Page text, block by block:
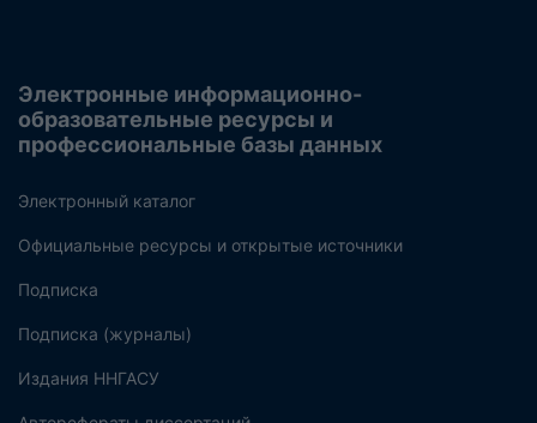
Электронные информационно-
образовательные ресурсы и
профессиональные базы данных
Электронный каталог
Официальные ресурсы и открытые источники
Подписка
Подписка (журналы)
Издания ННГАСУ